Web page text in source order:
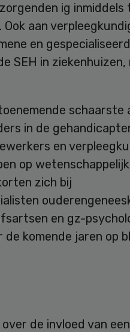
ig inmiddels
aan
en
SEH in ziekenhuizen,
schaarste
in de
en
op
zich bij
en gz-
komende jaren op
de invloed van een